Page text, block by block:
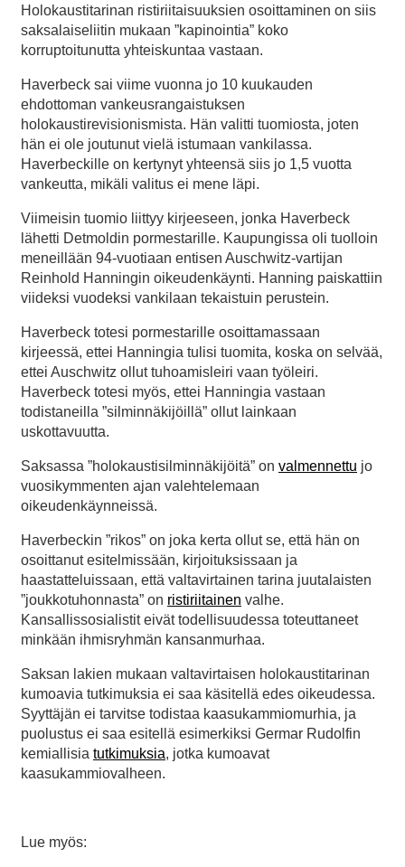
Holokaustitarinan ristiriitaisuuksien osoittaminen on siis
saksalaiseliitin mukaan ”kapinointia” koko
korruptoitunutta yhteiskuntaa vastaan.
Haverbeck sai viime vuonna jo 10 kuukauden
ehdottoman vankeusrangaistuksen
holokaustirevisionismista. Hän valitti tuomiosta, joten
hän ei ole joutunut vielä istumaan vankilassa.
Haverbeckille on kertynyt yhteensä siis jo 1,5 vuotta
vankeutta, mikäli valitus ei mene läpi.
Viimeisin tuomio liittyy kirjeeseen, jonka Haverbeck
lähetti Detmoldin pormestarille. Kaupungissa oli tuolloin
meneillään 94-vuotiaan entisen Auschwitz-vartijan
Reinhold Hanningin oikeudenkäynti. Hanning paiskattiin
viideksi vuodeksi vankilaan tekaistuin perustein.
Haverbeck totesi pormestarille osoittamassaan
kirjeessä, ettei Hanningia tulisi tuomita, koska on selvää,
ettei Auschwitz ollut tuhoamisleiri vaan työleiri.
Haverbeck totesi myös, ettei Hanningia vastaan
todistaneilla ”silminnäkijöillä” ollut lainkaan
uskottavuutta.
Saksassa ”holokaustisilminnäkijöitä” on valmennettu jo
vuosikymmenten ajan valehtelemaan
oikeudenkäynneissä.
Haverbeckin ”rikos” on joka kerta ollut se, että hän on
osoittanut esitelmissään, kirjoituksissaan ja
haastatteluissaan, että valtavirtainen tarina juutalaisten
”joukkotuhonnasta” on ristiriitainen valhe.
Kansallissosialistit eivät todellisuudessa toteuttaneet
minkään ihmisryhmän kansanmurhaa.
Saksan lakien mukaan valtavirtaisen holokaustitarinan
kumoavia tutkimuksia ei saa käsitellä edes oikeudessa.
Syyttäjän ei tarvitse todistaa kaasukammiomurhia, ja
puolustus ei saa esitellä esimerkiksi Germar Rudolfin
kemiallisia tutkimuksia, jotka kumoavat
kaasukammiovalheen.
Lue myös: